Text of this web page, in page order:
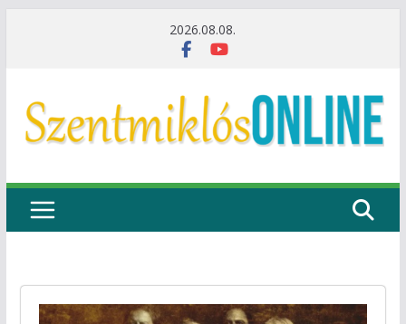
2026.08.08.